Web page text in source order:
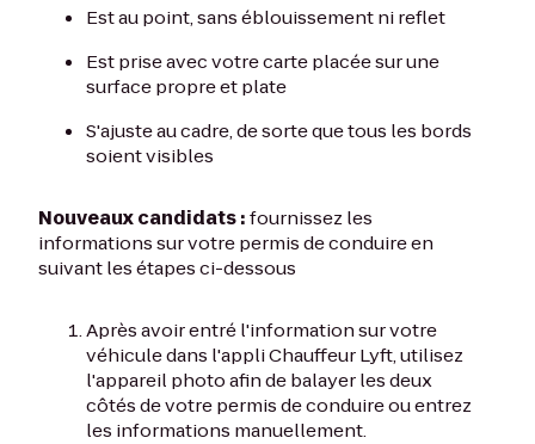
Est au point, sans éblouissement ni reflet
Est prise avec votre carte placée sur une
surface propre et plate
S'ajuste au cadre, de sorte que tous les bords
soient visibles
Nouveaux candidats :fournissez les
informations sur votre permis de conduire en
suivant les étapes ci-dessous
Après avoir entré l'information sur votre
véhicule dans l'appli Chauffeur Lyft, utilisez
l'appareil photo afin de balayer les deux
côtés de votre permis de conduire ou entrez
les informations manuellement.